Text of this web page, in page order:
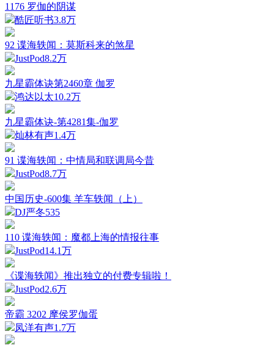
1176 罗伽的阴谋
酷匠听书3.8万
92 谍海轶闻：莫斯科来的煞星
JustPod8.2万
九星霸体诀第2460章 伽罗
鸿达以太10.2万
九星霸体诀-第4281集-伽罗
灿林有声1.4万
91 谍海轶闻：中情局和联调局今昔
JustPod8.7万
中国历史-600集 羊车轶闻（上）
DJ严冬535
110 谍海轶闻：魔都上海的情报往事
JustPod14.1万
《谍海轶闻》推出独立的付费专辑啦！
JustPod2.6万
帝霸 3202 摩侯罗伽蛋
凤洋有声1.7万